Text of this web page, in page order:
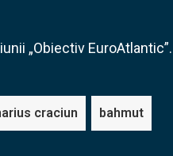
„Obiectiv EuroAtlantic”.
craciun bahmut